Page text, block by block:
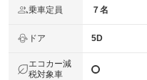
乗車定員 ７名
ドア 5D
エコカー減
税対象車